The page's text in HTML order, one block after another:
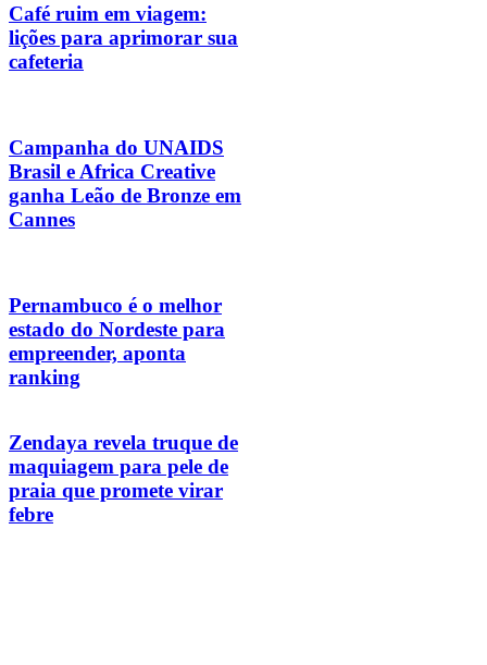
Café ruim em viagem:
lições para aprimorar sua
cafeteria
Campanha do UNAIDS
Brasil e Africa Creative
ganha Leão de Bronze em
Cannes
Pernambuco é o melhor
estado do Nordeste para
empreender, aponta
ranking
Zendaya revela truque de
maquiagem para pele de
praia que promete virar
febre